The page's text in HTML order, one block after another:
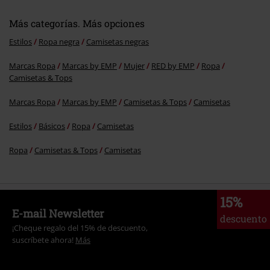
Más categorías. Más opciones
Estilos Ropa negra Camisetas negras
Marcas Ropa Marcas by EMP Mujer RED by EMP
Ropa
Camisetas & Tops
Marcas Ropa Marcas by EMP Camisetas & Tops Camisetas
Estilos Básicos Ropa Camisetas
Ropa Camisetas & Tops Camisetas
15%
descuento
E-mail Newsletter
¡Cheque regalo del 15% de descuento,
suscríbete ahora! Más